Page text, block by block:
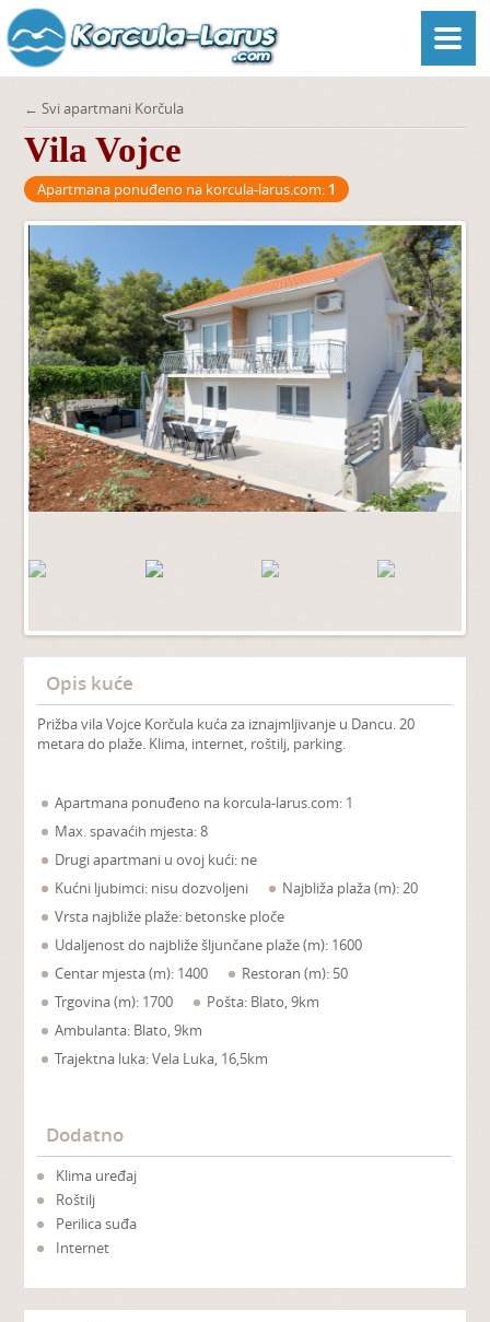
← Svi apartmani Korčula
Vila Vojce
Apartmana ponuđeno na korcula-larus.com: 1
Opis kuće
Prižba vila Vojce Korčula kuća za iznajmljivanje u Dancu. 20
metara do plaže. Klima, internet, roštilj, parking.
Apartmana ponuđeno na korcula-larus.com: 1
Max. spavaćih mjesta: 8
Drugi apartmani u ovoj kući: ne
Kućni ljubimci: nisu dozvoljeni
Najbliža plaža (m): 20
Vrsta najbliže plaže: betonske ploče
Udaljenost do najbliže šljunčane plaže (m): 1600
Centar mjesta (m): 1400
Restoran (m): 50
Trgovina (m): 1700
Pošta: Blato, 9km
Ambulanta: Blato, 9km
Trajektna luka: Vela Luka, 16,5km
Dodatno
Klima uređaj
Roštilj
Perilica suđa
Internet